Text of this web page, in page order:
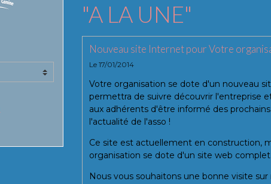
"A LA UNE"
Nouveau site Internet pour Votre
Le 17/01/2014
Votre organisation se dote d'un nouveau
permettra de suivre découvrir l'entreprise
aux adhérents d'être informé des
l'actualité de l'asso !
Ce site est actuellement en construction,
organisation se dote d'un site web
Nous vous souhaitons une bonne visite